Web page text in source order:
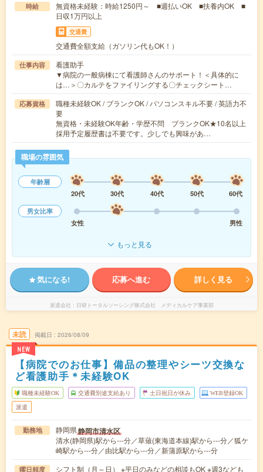
時給
無資格未経験：時給1250円～ ■週払いOK ■扶養内OK ■
日収1万円以上
交通費
交通費全額支給（ガソリン代もOK！）
仕事内容
看護助手
▼病院の一般病棟にて看護師さんのサポート！＜具体的に
は…＞〇カルテをファイリングする〇チェックシート…
応募資格
職種未経験OK / ブランクOK / パソコンスキル不要 / 英語力不
要
無資格・未経験OK年齢・学歴不問 ブランクOK★10名以上
採用予定履歴書は不要です。少しでも興味があ…
職場の雰囲気
年齢層
20代
30代 40代 50代
60代
男女比率
女性
男性
もっと見る
気になる! 応募へ進む 詳しく見る
派遣会社 日研トータルソーシング株式会社 メディカルケア事業部
未読
NEW
掲載日 2026/08/09
【病院でのお仕事】備品の整理やシーツ交換な
ど看護助手＊未経験OK
職種未経験OK 交通費別途支給あり 土日祝日が休み WEB登録OK
派遣
勤務地 静岡県静岡市清水区
清水(静岡県)駅から---分／草薙(東海道本線)駅から---分／狐ケ
崎駅から---分／由比駅から---分／新蒲原駅から---分
曜日頻度
シフト制（月～日） ※平日のみなどの相談もOK ※週3なども